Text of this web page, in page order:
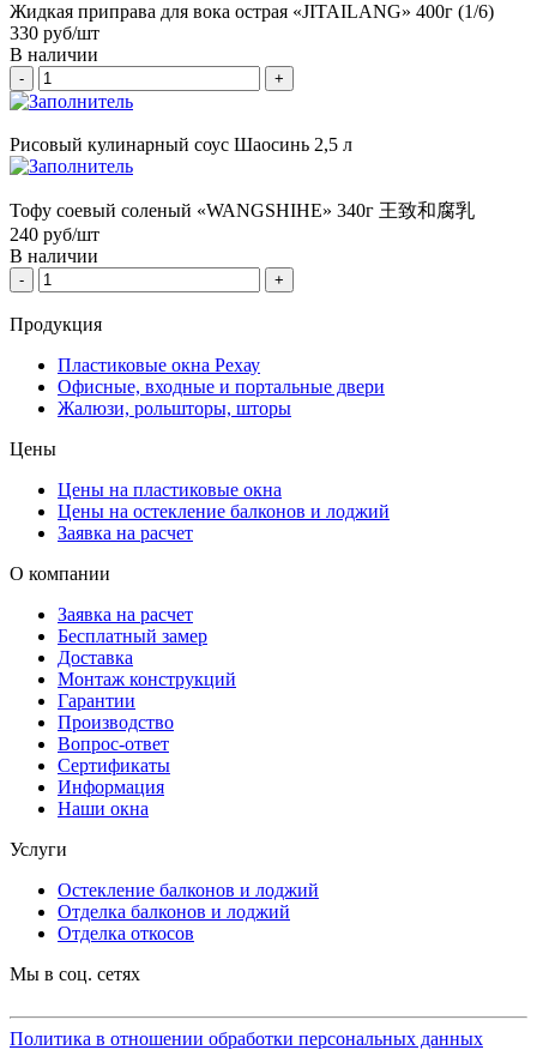
Жидкая приправа для вока острая «JITAILANG» 400г (1/6)
330 руб/шт
В наличии
- +
Рисовый кулинарный соус Шаосинь 2,5 л
Тофу соевый соленый «WANGSHIHE» 340г 王致和腐乳
240 руб/шт
В наличии
- +
Продукция
Пластиковые окна Рехау
Офисные, входные и портальные двери
Жалюзи, рольшторы, шторы
Цены
Цены на пластиковые окна
Цены на остекление балконов и лоджий
Заявка на расчет
О компании
Заявка на расчет
Бесплатный замер
Доставка
Монтаж конструкций
Гарантии
Производство
Вопрос-ответ
Сертификаты
Информация
Наши окна
Услуги
Остекление балконов и лоджий
Отделка балконов и лоджий
Отделка откосов
Мы в соц. сетях
Политика в отношении обработки персональных данных